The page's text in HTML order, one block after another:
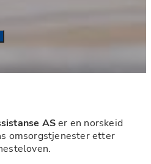
AS er en norskeid
omsorgstjenester etter